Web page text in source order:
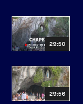
29:50
29:56